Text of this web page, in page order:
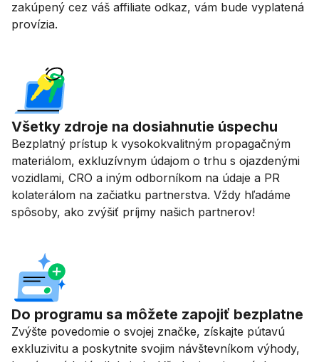
zakúpený cez váš affiliate odkaz, vám bude vyplatená
provízia.
Všetky zdroje na dosiahnutie úspechu
Bezplatný prístup k vysokokvalitným propagačným
materiálom, exkluzívnym údajom o trhu s ojazdenými
vozidlami, CRO a iným odborníkom na údaje a PR
kolaterálom na začiatku partnerstva. Vždy hľadáme
spôsoby, ako zvýšiť príjmy našich partnerov!
Do programu sa môžete zapojiť bezplatne
Zvýšte povedomie o svojej značke, získajte pútavú
exkluzivitu a poskytnite svojim návštevníkom výhody,